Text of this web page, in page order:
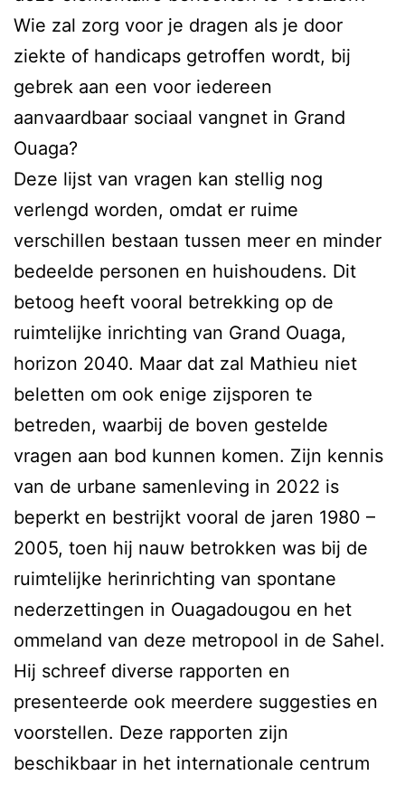
Wie zal zorg voor je dragen als je door
ziekte of handicaps getroffen wordt, bij
gebrek aan een voor iedereen
aanvaardbaar sociaal vangnet in Grand
Ouaga?
Deze lijst van vragen kan stellig nog
verlengd worden, omdat er ruime
verschillen bestaan tussen meer en minder
bedeelde personen en huishoudens. Dit
betoog heeft vooral betrekking op de
ruimtelijke inrichting van Grand Ouaga,
horizon 2040. Maar dat zal Mathieu niet
beletten om ook enige zijsporen te
betreden, waarbij de boven gestelde
vragen aan bod kunnen komen. Zijn kennis
van de urbane samenleving in 2022 is
beperkt en bestrijkt vooral de jaren 1980 –
2005, toen hij nauw betrokken was bij de
ruimtelijke herinrichting van spontane
nederzettingen in Ouagadougou en het
ommeland van deze metropool in de Sahel.
Hij schreef diverse rapporten en
presenteerde ook meerdere suggesties en
voorstellen. Deze rapporten zijn
beschikbaar in het internationale centrum